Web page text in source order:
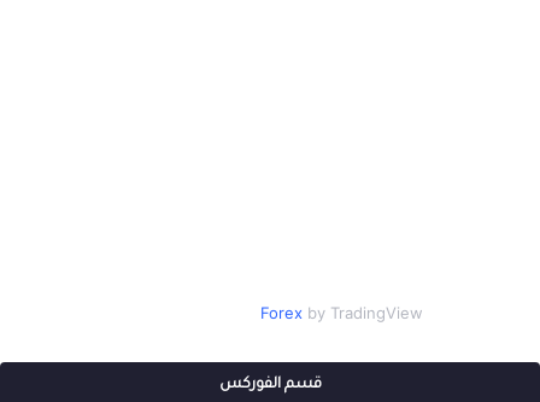
Forexby TradingView
قسم الفوركس